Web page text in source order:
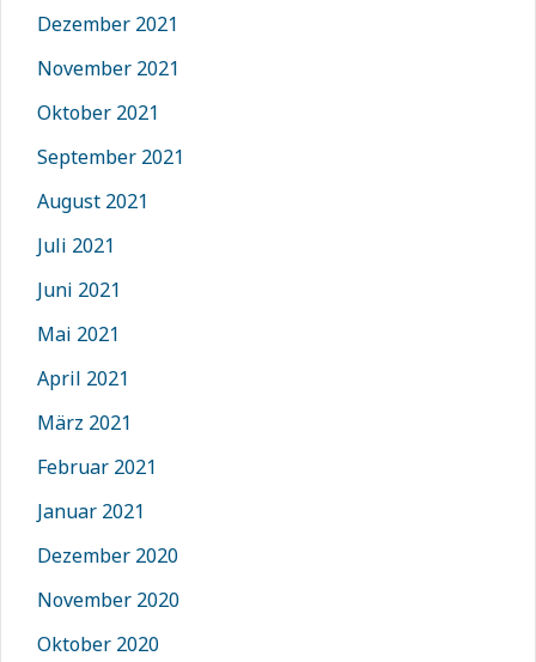
Dezember 2021
November 2021
Oktober 2021
September 2021
August 2021
Juli 2021
Juni 2021
Mai 2021
April 2021
März 2021
Februar 2021
Januar 2021
Dezember 2020
November 2020
Oktober 2020